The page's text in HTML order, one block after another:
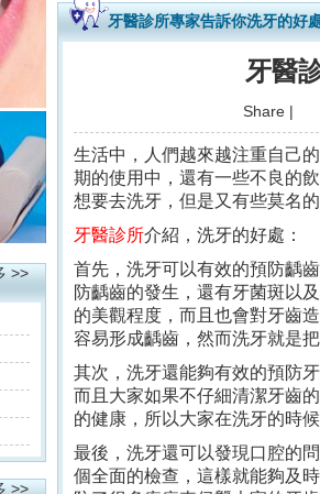
>>
>>
牙醫診所專家告訴你洗牙的好
牙醫
Share |
生活中，人們越來越注重自己
期的使用中，還有一些不良的
想要去洗牙，但是又有些莫名
牙醫診所介紹，洗牙的好處：
首先，洗牙可以有效的預防齲
防齲齒的發生，還有牙菌斑以
的美觀程度，而且也會對牙齒造
容易形成齲齒，然而洗牙就是
其次，洗牙還能夠有效的預防
而且大家如果不仔細清潔牙齒
的健康，所以大家在洗牙的時
最後，洗牙還可以發現口腔的
個全面的檢查，這樣就能夠及